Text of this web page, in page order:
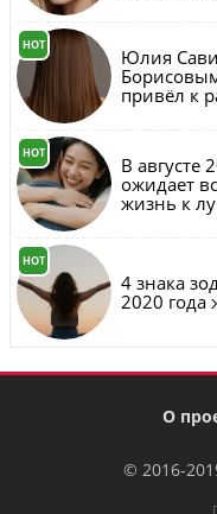
HOT
Юлия
привёл к
HOT
В августе
ожидает
жизнь к
HOT
4 знака
2020 года
О
© 2016-